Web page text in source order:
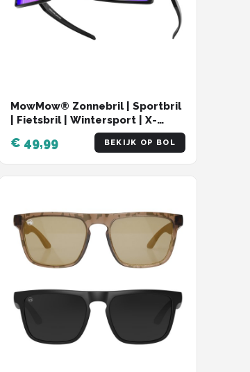
MowMow® Zonnebril | Sportbril
| Fietsbril | Wintersport | X-
CelLens | VIKING-005
€ 49,99 BEKIJK OP BOL